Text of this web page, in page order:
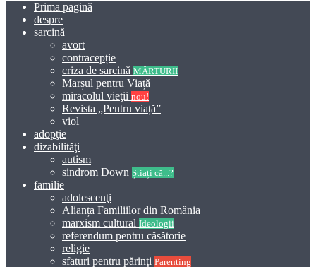
Prima pagină
despre
sarcină
avort
contracepție
criza de sarcină MĂRTURII
Marșul pentru Viață
miracolul vieţii nou!
Revista „Pentru viață”
viol
adopţie
dizabilităţi
autism
sindrom Down Știați că...?
familie
adolescenţi
Alianța Familiilor din România
marxism cultural Ideologii
referendum pentru căsătorie
religie
sfaturi pentru părinţi Parenting